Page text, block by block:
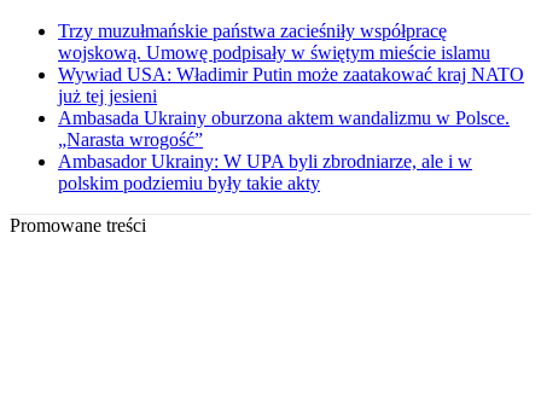
Trzy muzułmańskie państwa zacieśniły współpracę
wojskową. Umowę podpisały w świętym mieście islamu
Wywiad USA: Władimir Putin może zaatakować kraj NATO
już tej jesieni
Ambasada Ukrainy oburzona aktem wandalizmu w Polsce.
„Narasta wrogość”
Ambasador Ukrainy: W UPA byli zbrodniarze, ale i w
polskim podziemiu były takie akty
Promowane treści